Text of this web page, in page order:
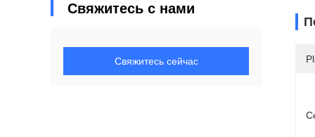
Свяжитесь с нами
Свяжитесь сейчас